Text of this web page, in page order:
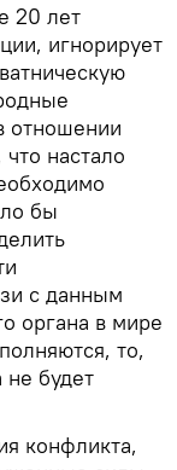
20 лет
игнорирует
отношении
настало
бы
с данным
органа в мире
то,
не будет
конфликта,